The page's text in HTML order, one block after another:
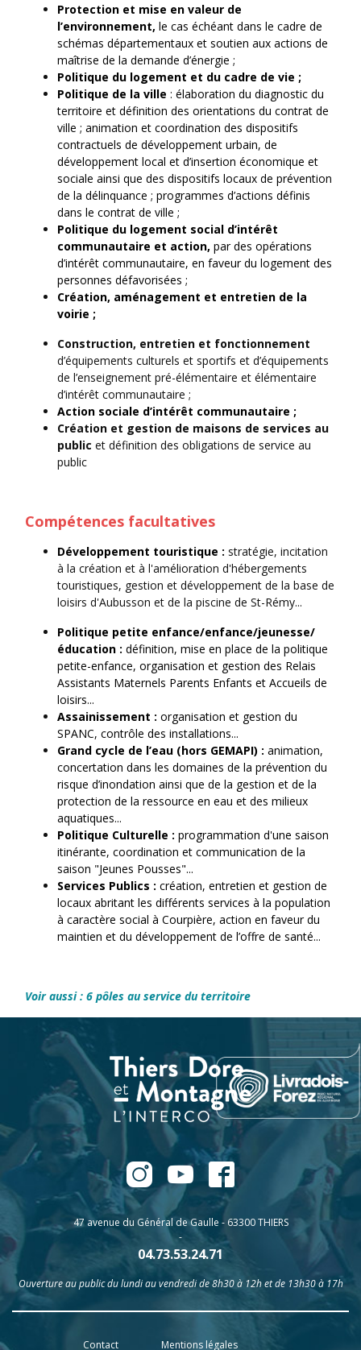
Protection et mise en valeur de
l’environnement, le cas échéant dans le cadre de
schémas départementaux et soutien aux actions de
maîtrise de la demande d’énergie ;
Politique du logement et du cadre de vie ;
Politique de la ville : élaboration du diagnostic du
territoire et définition des orientations du contrat de
ville ; animation et coordination des dispositifs
contractuels de développement urbain, de
développement local et d’insertion économique et
sociale ainsi que des dispositifs locaux de prévention
de la délinquance ; programmes d’actions définis
dans le contrat de ville ;
Politique du logement social d’intérêt
communautaire et action, par des opérations
d’intérêt communautaire, en faveur du logement des
personnes défavorisées ;
Création, aménagement et entretien de la
voirie ;
Construction, entretien et fonctionnement
d’équipements culturels et sportifs et d’équipements
de l’enseignement pré-élémentaire et élémentaire
d’intérêt communautaire ;
Action sociale d’intérêt communautaire ;
Création et gestion de maisons de services au
public et définition des obligations de service au
public
Compétences facultatives
Développement touristique : stratégie, incitation
à la création et à l'amélioration d'hébergements
touristiques, gestion et développement de la base de
loisirs d'Aubusson et de la piscine de St-Rémy...
Politique petite enfance/enfance/jeunesse/
éducation : définition, mise en place de la politique
petite-enfance, organisation et gestion des Relais
Assistants Maternels Parents Enfants et Accueils de
loisirs...
Assainissement : organisation et gestion du
SPANC, contrôle des installations...
Grand cycle de l’eau (hors GEMAPI) : animation,
concertation dans les domaines de la prévention du
risque d’inondation ainsi que de la gestion et de la
protection de la ressource en eau et des milieux
aquatiques...
Politique Culturelle : programmation d'une saison
itinérante, coordination et communication de la
saison "Jeunes Pousses"...
Services Publics : création, entretien et gestion de
locaux abritant les différents services à la population
à caractère social à Courpière, action en faveur du
maintien et du développement de l’offre de santé...
Voir aussi : 6 pôles au service du territoire
47 avenue du Général de Gaulle - 63300 THIERS
-
04.73.53.24.71
Ouverture au public du lundi au vendredi de 8h30 à 12h et de 13h30 à 17h
Contact Mentions légales